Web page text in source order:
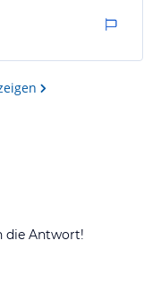
am Klopeiner See.
die Antwort!